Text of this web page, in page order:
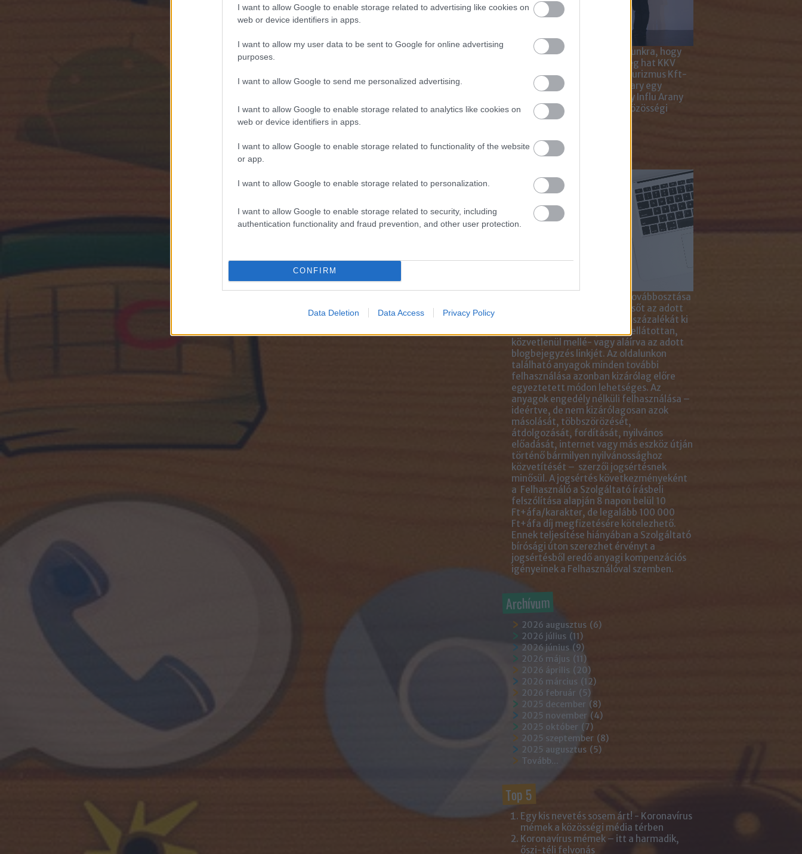
I want to allow Google to enable storage related to advertising like cookies on
web or device identifiers in apps.
I want to allow my user data to be sent to Google for online advertising
purposes.
I want to allow Google to send me personalized advertising.
I want to allow Google to enable storage related to analytics like cookies on
web or device identifiers in apps.
I want to allow Google to enable storage related to functionality of the website
or app.
I want to allow Google to enable storage related to personalization.
I want to allow Google to enable storage related to security, including
authentication functionality and fraud prevention, and other user protection.
CONFIRM
Data Deletion Data Access Privacy Policy
Nagy megtiszteltetés számunkra, hogy
Magyar Marketing Szövetség hat KKV
Marketing Gyémánt Díjjal, Turizmus Kft-
től 5 díjjal, az Internet Hungary egy
fődíjjal, a KREATÍV pedig egy Influ Arany
díjjal tüntette ki cégünket közösségi
média kampányaiért.
Így használd cikkeinket...
Az anyagok linkkel történő továbbosztása
természetesen lehetséges, sőt az adott
blogcikkben lévő tartalom 5 százalékát ki
is másolhatod idézőjelekkel ellátottan,
közvetlenül mellé- vagy aláírva az adott
blogbejegyzés linkjét. Az oldalunkon
található anyagok minden további
felhasználása azonban kizárólag előre
egyeztetett módon lehetséges. Az
anyagok engedély nélküli felhasználása –
ideértve, de nem kizárólagosan azok
másolását, többszörözését,
átdolgozását, fordítását, nyilvános
előadását, internet vagy más eszköz útján
történő bármilyen nyilvánossághoz
közvetítését – szerzői jogsértésnek
minősül. A jogsértés következményeként
a Felhasználó a Szolgáltató írásbeli
felszólítása alapján 8 napon belül 10
Ft+áfa/karakter, de legalább 100 000
Ft+áfa díj megfizetésére kötelezhető.
Ennek teljesítése hiányában a Szolgáltató
bírósági úton szerezhet érvényt a
jogsértésből eredő anyagi kompenzációs
igényeinek a Felhasználóval szemben.
Archívum
2026 augusztus (6)
2026 július (11)
2026 június (9)
2026 május (11 )
2026 április (20)
2026 március (12)
2026 február (5)
2025 december (8)
2025 november (4)
2025 október (7)
2025 szeptember (8)
2025 augusztus (5)
Tovább...
Top 5
Egy kis nevetés sosem árt! - Koronavírus
mémek a közösségi média térben
Koronavírus mémek – itt a harmadik,
őszi-téli felvonás